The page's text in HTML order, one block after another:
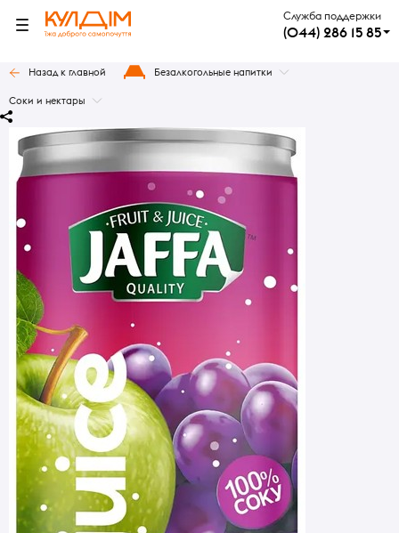
Служба поддержки
(044) 286 15 85
Назад к главной Безалкогольные напитки
Соки и нектары